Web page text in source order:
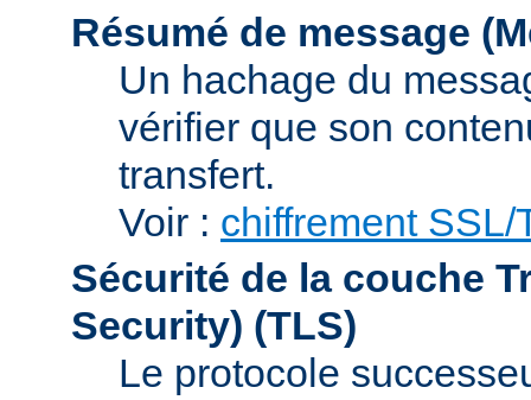
Résumé de message
Un hachage du
vérifier que son
transfert.
Voir : chiffrement SSL/
Sécurité de la couche
Security) (TLS)
Le protocole